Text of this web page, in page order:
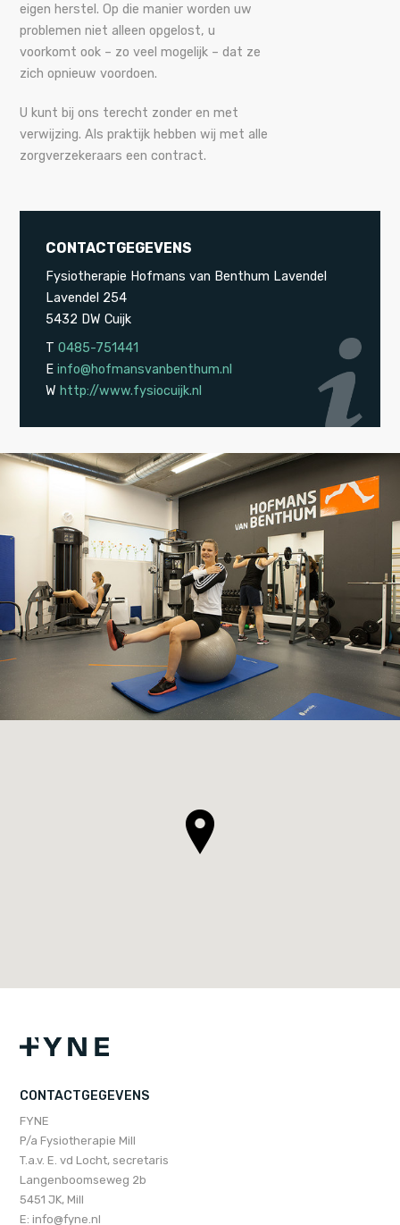
eigen herstel. Op die manier worden uw
problemen niet alleen opgelost, u
voorkomt ook – zo veel mogelijk – dat ze
zich opnieuw voordoen.
U kunt bij ons terecht zonder en met
verwijzing. Als praktijk hebben wij met alle
zorgverzekeraars een contract.
CONTACTGEGEVENS
Fysiotherapie Hofmans van Benthum Lavendel
Lavendel 254
5432 DW Cuijk
T0485-751441
Einfo@hofmansvanbenthum.nl
W http://www.fysiocuijk.nl
CONTACTGEGEVENS
FYNE
P/a Fysiotherapie Mill
T.a.v. E. vd Locht, secretaris
Langenboomseweg 2b
5451 JK, Mill
E:info@fyne.nl